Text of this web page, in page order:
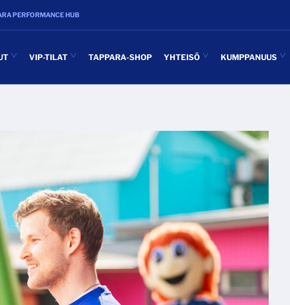
PERFORMANCE HUB
VIP-TILAT TAPPARA-SHOP YHTEISÖ KUMPPANUUS